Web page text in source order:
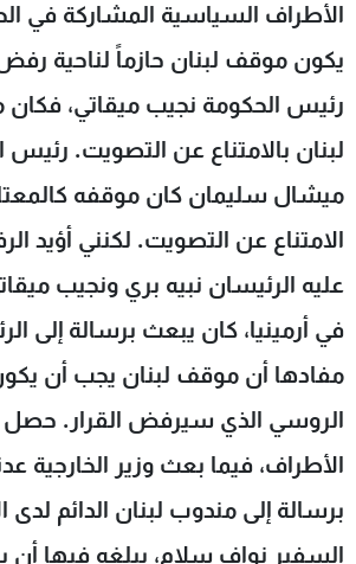
الأطراف السياسية المشاركة في
يكون موقف لبنان حازماً لناحية رفض
رئيس الحكومة نجيب ميقاتي، فكان
لبنان بالامتناع عن التصويت. رئيس
ميشال سليمان كان موقفه
الامتناع عن التصويت. لكنني أؤيد
عليه الرئيسان نبيه بري ونجيب
في أرمينيا، كان يبعث برسالة إلى
مفادها أن موقف لبنان يجب أن
الروسي الذي سيرفض القرار.
الأطراف، فيما بعث وزير الخارجية
برسالة إلى مندوب لبنان الدائم لدى
السفير نواف سلام، يبلغه فيها
البرامج
جدول البرامج
شاهد البرامج
الترددات
الإنـتـاج
لاعلاناتكم
تواصل معنا
سياسة